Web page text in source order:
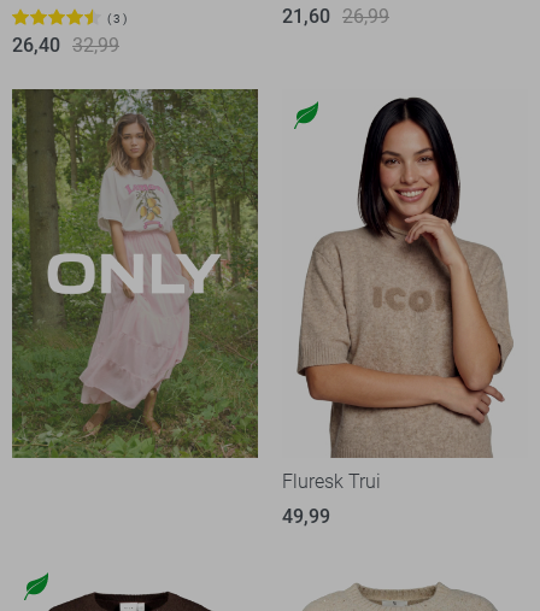
3
26,40 32,99
21,60 26,99
Fluresk Trui
49,99